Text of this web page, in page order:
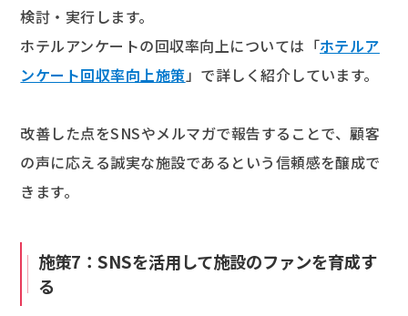
検討・実行します。
ホテルアンケートの回収率向上については「ホテルア
ンケート回収率向上施策」で詳しく紹介しています。
改善した点をSNSやメルマガで報告することで、顧客
の声に応える誠実な施設であるという信頼感を醸成で
きます。
施策7：SNSを活用して施設のファンを育成す
る